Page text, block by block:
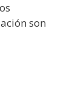
son